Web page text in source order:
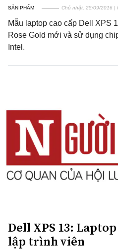
SẢN PHẨM Chủ nhật, 25/09/2016 |
Mẫu laptop cao cấp Dell XPS
Rose Gold mới và sử dụng
Intel.
Dell XPS 13:
lập trình viên